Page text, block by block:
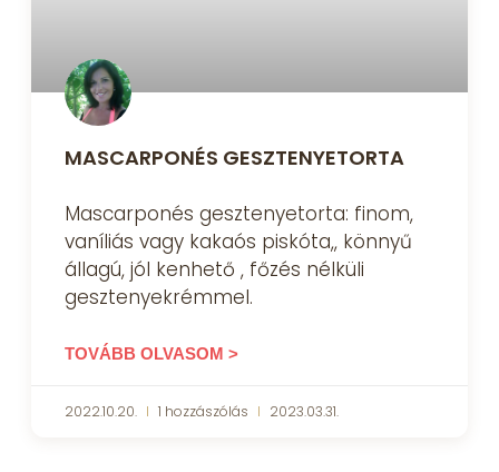
MASCARPONÉS GESZTENYETORTA
Mascarponés gesztenyetorta: finom,
vaníliás vagy kakaós piskóta,, könnyű
állagú, jól kenhető , főzés nélküli
gesztenyekrémmel.
TOVÁBB OLVASOM >
2022.10.20. 1 hozzászólás 2023.03.31.